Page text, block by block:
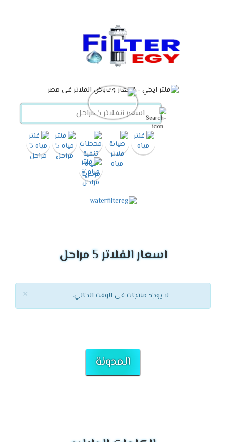
اسعار الفلاتر 5 مراحل
× لا يوجد منتجات فى الوقت الحالي.
المدونة